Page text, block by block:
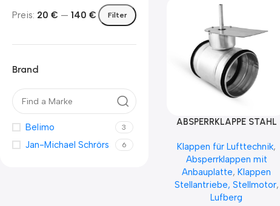
Filter
Preis: 20 € — 140 €
Brand
Belimo 3
Jan-Michael Schrörs 6
ABSPERRKLAPPE STAHL
DICHTSCHLIESSEND
MANUELL MIT
ANBAUPLATTE FÜR
STELLANTRIEB NENNWEITE
80 – 200
Klappen für Lufttechnik,
Absperrklappen mit
Anbauplatte,Klappen
Stellantriebe, Stellmotor,
Lufberg